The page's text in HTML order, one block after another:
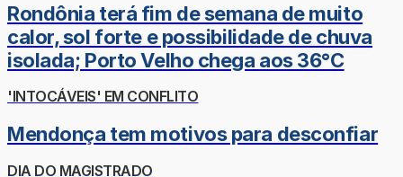
Rondônia terá fim de semana de muito
calor, sol forte e possibilidade de chuva
isolada; Porto Velho chega aos 36°C
'INTOCÁVEIS' EM CONFLITO
Mendonça tem motivos para desconfiar
DIA DO MAGISTRADO